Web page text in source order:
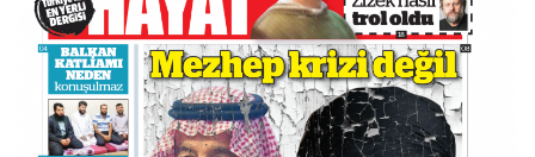
Sosyal Medya
Twitter
Facebook
Instagram